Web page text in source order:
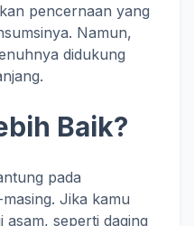
pencernaan yang
Namun,
didukung
Baik?
pada
Jika kamu
asam, seperti daging